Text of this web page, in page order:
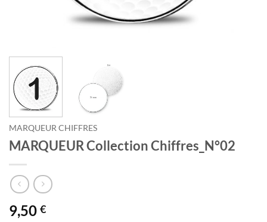
MARQUEUR CHIFFRES
MARQUEUR Collection Chiffres_N°02
9,50 €